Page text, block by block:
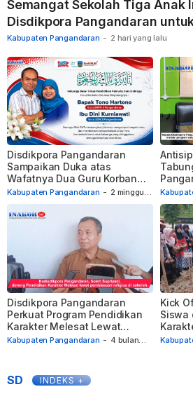
Kabupaten Pangandaran - 2 hari yang lalu
Semangat Sekolah Tiga Anak
Disdikpora Pangandaran
Kabupaten Pangandaran - 2 minggu
Disdikpora Pangandaran
Sampaikan Duka atas
Wafatnya Dua Guru Korban
Kecelakaan di Tasikmalaya
Kabupaten Pangandaran - 4 bulan
Disdikpora Pangandaran
Perkuat Program Pendidikan
Karakter Melesat Lewat
Kegiatan Religius Terpadu
Kick
Siswa
SD INDEKS +